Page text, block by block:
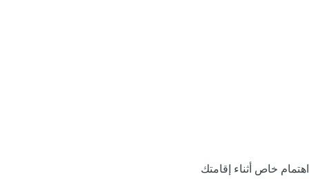
اهتمام خاص أثناء إقامتك